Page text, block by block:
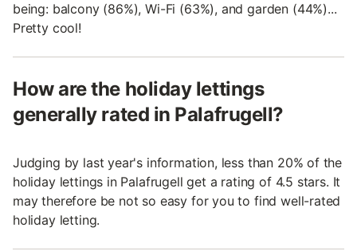
being: balcony (86%), Wi-Fi (63%), and garden (44%)...
Pretty cool!
How are the holiday lettings
generally rated in Palafrugell?
Judging by last year's information, less than 20% of the
holiday lettings in Palafrugell get a rating of 4.5 stars. It
may therefore be not so easy for you to find well-rated
holiday letting.